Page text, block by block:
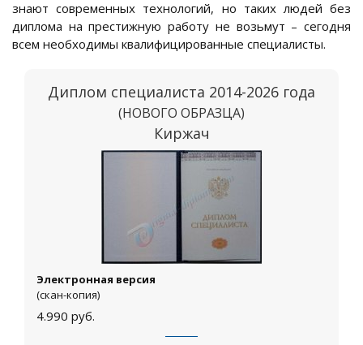
знают современных технологий, но таких людей без
диплома на престижную работу не возьмут – сегодня
всем необходимы квалифицированные специалисты.
Диплом специалиста 2014-2026 года
(НОВОГО ОБРАЗЦА)
Киржач
Электронная версия
(скан-копия)
4.990 руб.